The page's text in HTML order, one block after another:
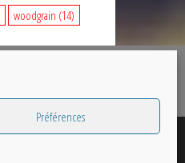
Préférences
woodgrain (14)